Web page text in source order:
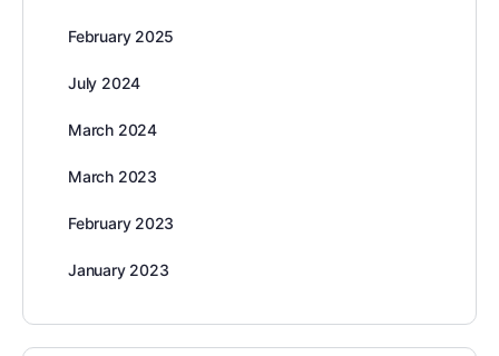
February 2025
July 2024
March 2024
March 2023
February 2023
January 2023